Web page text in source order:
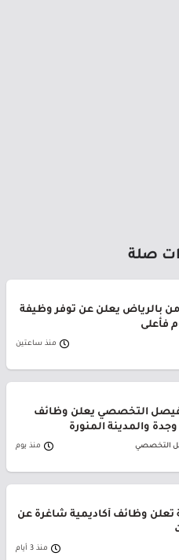
صلة
بالرياض يعلن عن توفر وظيفة
فأعلى
منذ ساعتين
التخصصي يعلن وظائف
والمدينة المنورة
التخصصي منذ يوم
تعلن وظائف أكاديمية شاغرة عن
منذ 3 أيام